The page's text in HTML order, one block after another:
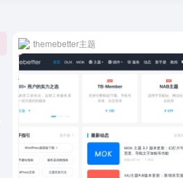
themebetter主题